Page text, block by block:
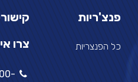
פנצ'ריות
כל הפנצריות
צרו